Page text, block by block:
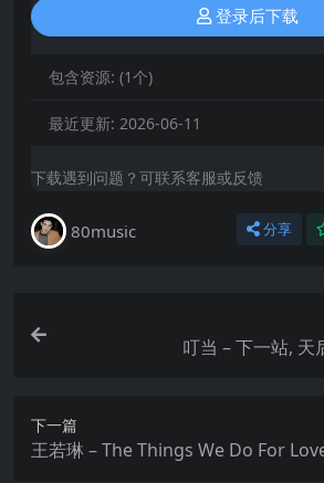
登录后下载
包含资源: (1个)
最近更新: 2026-06-11
下载遇到问题？可联系客服或反馈
80music 分享
下一篇
王若琳 – The Things We Do For